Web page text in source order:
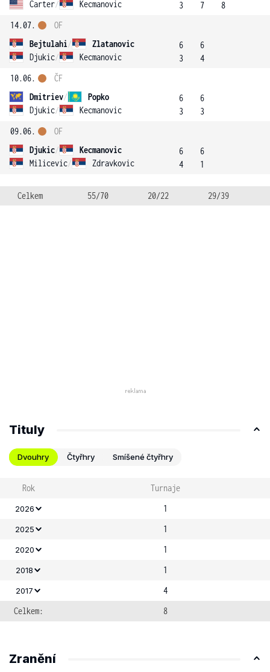
Carter/ Kecmanovic
3
7
8
14.07.
Bejtulahi/
Zlatanovic
Djukic/ Kecmanovic
OF
6
3
6
4
10.06.
Dmitriev/
Popko
Djukic/ Kecmanovic
ČF
6
3
6
3
09.06.
Djukic/
Kecmanovic
Milicevic/ Zdravkovic
OF
6
4
6
1
Celkem 55/70 20/22 29/39
Tituly
Dvouhry Čtyřhry Smíšené čtyřhry
Rok Turnaje
2026 1
2025 1
2020 1
2018 1
2017
4
Celkem:
8
Zranění